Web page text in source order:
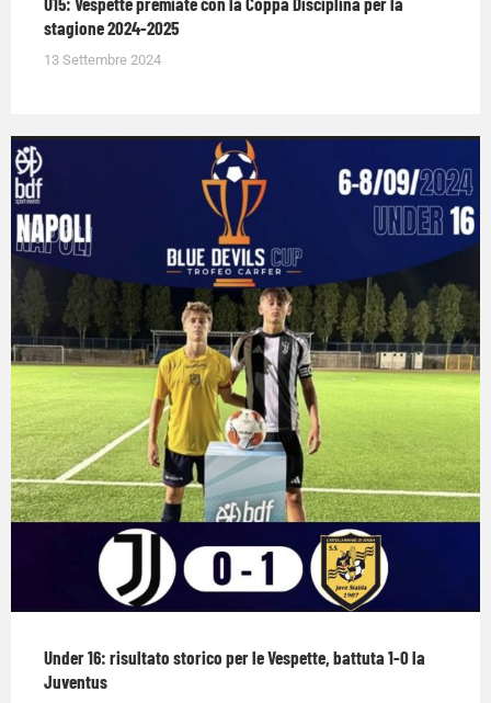
stagione 2024-2025
13 Settembre 2024
Under 16: risultato storico per le Vespette, battuta 1-0 la
Juventus